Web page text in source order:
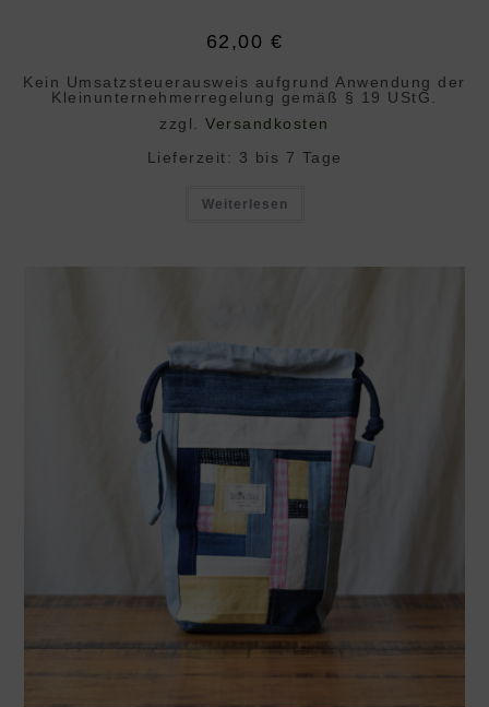
62,00 €
Kein Umsatzsteuerausweis aufgrund Anwendung der
Klein­unternehmer­regelung gemäß § 19 UStG.
zzgl.Versandkosten
Lieferzeit: 3 bis 7 Tage
Weiterlesen